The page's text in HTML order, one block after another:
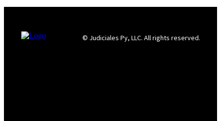
© Judiciales Py, LLC. All rights reserved.